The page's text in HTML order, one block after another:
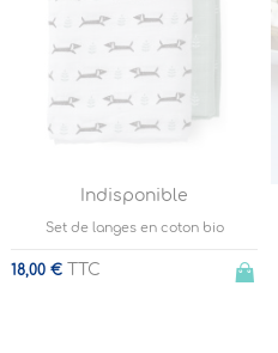
Indisponible
Set de langes en coton bio
18,00 € TTC